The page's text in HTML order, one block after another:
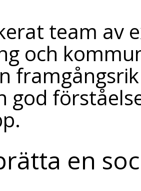
team av
och
god
en